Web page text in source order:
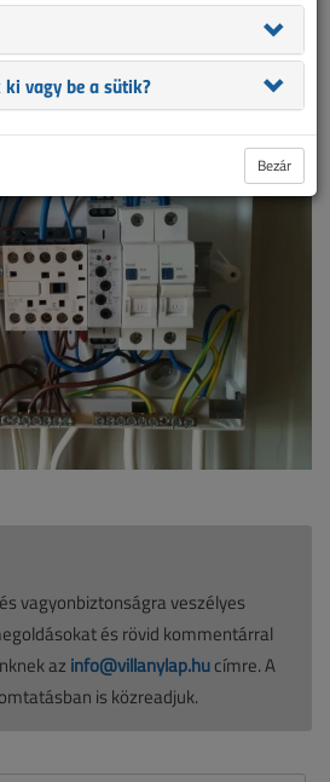
alapfeltétele a
eleve eltanácsolják a pályáról.
vagyonbiztonságra veszélyes
és rövid kommentárral
az info@villanylap.hucímre. A
is közreadjuk.
vagy be a sütik?
Bezár